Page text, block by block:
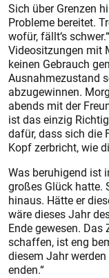
Sich über Grenzen
Probleme bereitet.
wofür, fällt‘s
Videositzungen mit
keinen Gebrauch
Ausnahmezustand
abzugewinnen.
abends mit der
ist das einzig
dafür, dass sich die
Kopf zerbricht, wie
Was beruhigend ist
großes Glück hatte.
hinaus. Hätte er
wäre dieses Jahr
Ende gewesen.
schaffen, ist eng
diesem Jahr
enden.“